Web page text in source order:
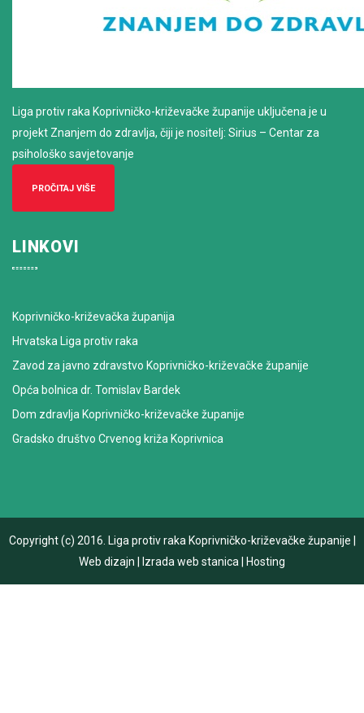
Liga protiv raka Koprivničko-križevačke županije uključena je u
projekt Znanjem do zdravlja, čiji je nositelj: Sirius – Centar za
psihološko savjetovanje
PROČITAJ VIŠE
LINKOVI
Koprivničko-križevačka županija
Hrvatska Liga protiv raka
Zavod za javno zdravstvo Koprivničko-križevačke županije
Opća bolnica dr. Tomislav Bardek
Dom zdravlja Koprivničko-križevačke županije
Gradsko društvo Crvenog križa Koprivnica
Copyright (c) 2016. Liga protiv raka Koprivničko-križevačke županije
Web dizajn
Izrada web stanica Hosting